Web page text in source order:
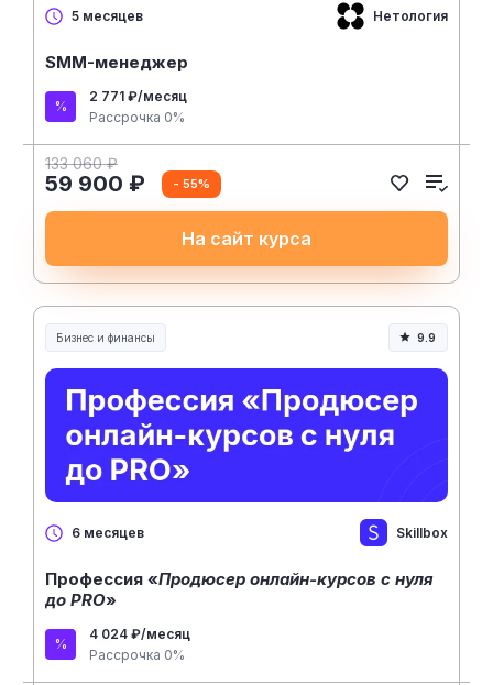
5 месяцев Нетология
SMM-менеджер
2 771 ₽/месяц
Рассрочка 0%
133 060 ₽
59 900 ₽ - 55%
На сайт курса
Бизнес и финансы 9.9
6 месяцев Skillbox
Профессия «Продюсер онлайн-курсов с нуля
до PRO»
4 024 ₽/месяц
Рассрочка 0%